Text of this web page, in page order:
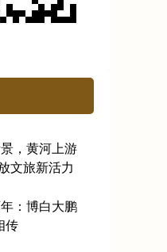
，黄河上游
文旅新活力
：博白大鹏
传